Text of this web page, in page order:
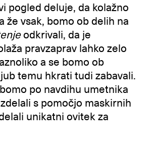
pogled deluje, da kolažno
že vsak, bomo ob delih na
odkrivali, da je
pravzaprav lahko zelo
a se bomo ob
temu hkrati tudi zabavali.
po navdihu umetnika
s pomočjo maskirnih
unikatni ovitek za